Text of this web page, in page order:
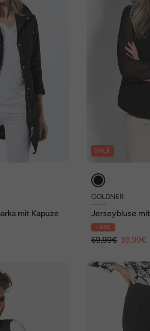
mit Kapuze
SALE
GOLDNER
Jerseybluse
- 43%
69,99€ 39,99€